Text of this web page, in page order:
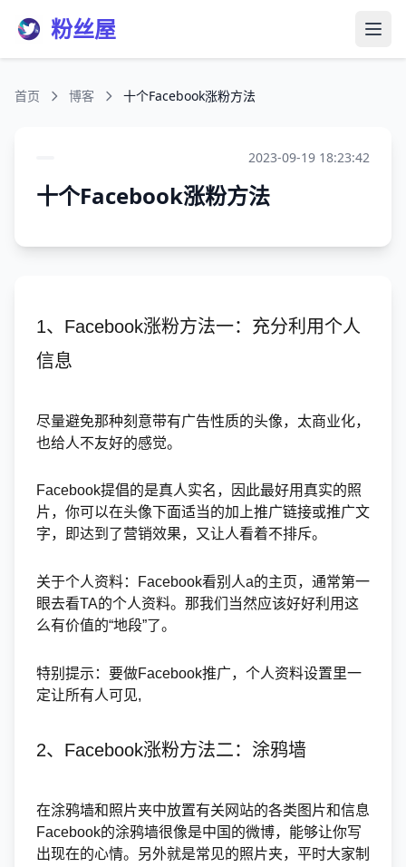
粉丝屋 打开
首页 博客 十个Facebook涨粉方法
2023-09-19 18:23:42
十个Facebook涨粉方法
1、Facebook涨粉方法一：充分利用个人
信息
尽量避免那种刻意带有广告性质的头像，太商业化，
也给人不友好的感觉。
Facebook提倡的是真人实名，因此最好用真实的照
片，你可以在头像下面适当的加上推广链接或推广文
字，即达到了营销效果，又让人看着不排斥。
关于个人资料：Facebook看别人a的主页，通常第一
眼去看TA的个人资料。那我们当然应该好好利用这
么有价值的“地段”了。
特别提示：要做Facebook推广，个人资料设置里一
定让所有人可见,
2、Facebook涨粉方法二：涂鸦墙
在涂鸦墙和照片夹中放置有关网站的各类图片和信息
Facebook的涂鸦墙很像是中国的微博，能够让你写
出现在的心情。另外就是常见的照片夹，平时大家制